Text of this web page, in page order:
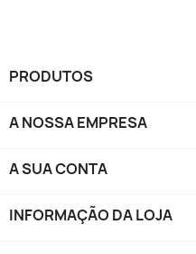
PRODUTOS
A NOSSA EMPRESA
A SUA CONTA
INFORMAÇÃO DA LOJA